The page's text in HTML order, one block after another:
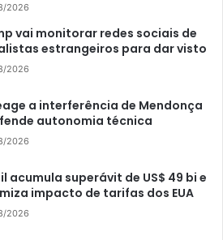
2026
vai monitorar redes sociais de
estrangeiros para dar visto
2026
a interferência de Mendonça
autonomia técnica
2026
acumula superávit de US$ 49 bi e
impacto de tarifas dos EUA
2026